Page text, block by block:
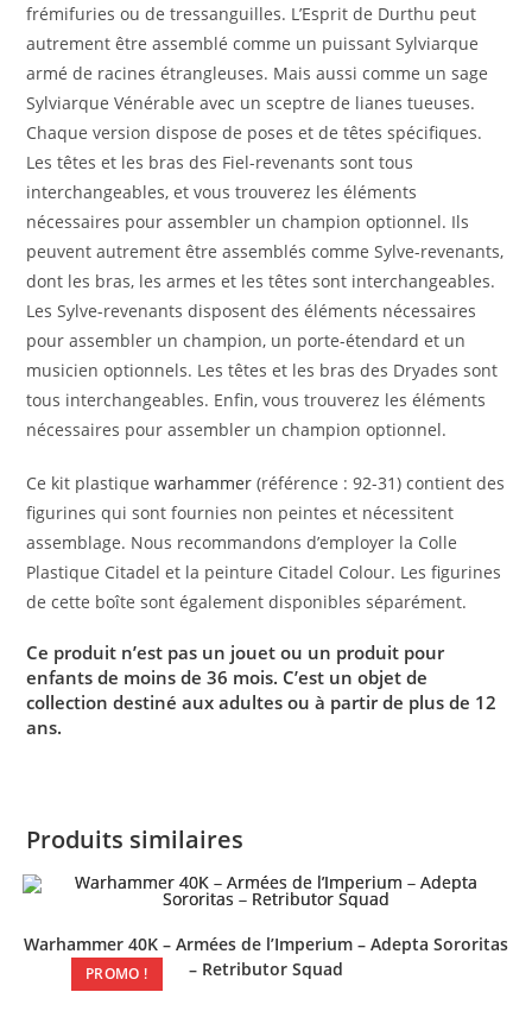
frémifuries ou de tressanguilles. L’Esprit de Durthu peut
autrement être assemblé comme un puissant Sylviarque
armé de racines étrangleuses. Mais aussi comme un sage
Sylviarque Vénérable avec un sceptre de lianes tueuses.
Chaque version dispose de poses et de têtes spécifiques.
Les têtes et les bras des Fiel-revenants sont tous
interchangeables, et vous trouverez les éléments
nécessaires pour assembler un champion optionnel. Ils
peuvent autrement être assemblés comme Sylve-revenants,
dont les bras, les armes et les têtes sont interchangeables.
Les Sylve-revenants disposent des éléments nécessaires
pour assembler un champion, un porte-étendard et un
musicien optionnels. Les têtes et les bras des Dryades sont
tous interchangeables. Enfin, vous trouverez les éléments
nécessaires pour assembler un champion optionnel.
Ce kit plastiquewarhammer (référence : 92-31) contient des
figurines qui sont fournies non peintes et nécessitent
assemblage. Nous recommandons d’employer la Colle
Plastique Citadel et la peinture Citadel Colour. Les figurines
de cette boîte sont également disponibles séparément.
Ce produit n’est pas un jouet ou un produit pour
enfants de moins de 36 mois. C’est un objet de
collection destiné aux adultes ou à partir de plus de 12
ans.
Produits similaires
PROMO !
Warhammer 40K – Armées de l’Imperium – Adepta Sororitas
– Retributor Squad